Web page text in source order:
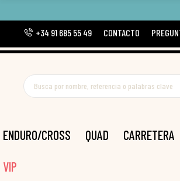
+34 91 685 55 49
CONTACTO
ENDURO/CROSS QUAD CARRETERA
VIP